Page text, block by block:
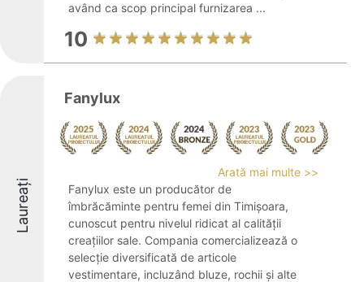
având ca scop principal furnizarea ...
10
Laureați
Fanylux
Arată mai multe >>
Fanylux este un producător de
îmbrăcăminte pentru femei din Timișoara,
cunoscut pentru nivelul ridicat al calității
creațiilor sale. Compania comercializează o
selecție diversificată de articole
vestimentare, incluzând bluze, rochii și alte